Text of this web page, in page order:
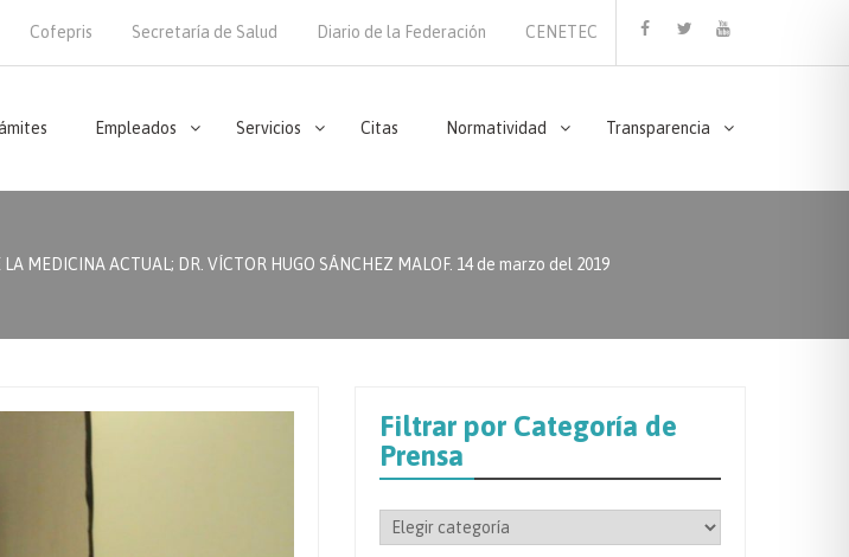
Cofepris Secretaría de Salud Diario de la Federación
CENETEC
Empleados Servicios Citas Normatividad Transparencia
MEDICINA ACTUAL; DR. VÍCTOR HUGO SÁNCHEZ MALOF. 14 de marzo del 2019
Filtrar por Categoría de
Prensa
Filtrar